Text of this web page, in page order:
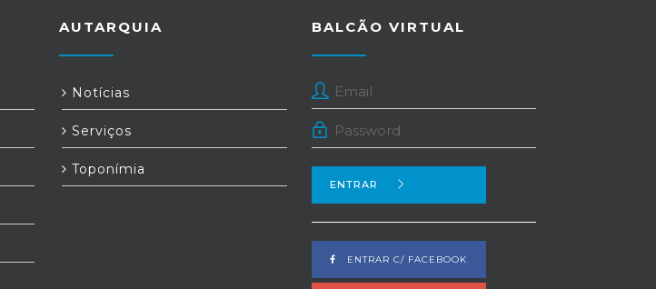
AUTARQUIA
Notícias
Serviços
Toponímia
BALCÃO VIRTUAL
ENTRAR
ENTRAR C/ FACEBOOK